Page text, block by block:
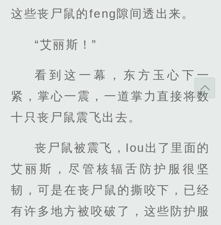
这些丧尸鼠的feng隙间透出来。
“艾丽斯！”
看到这一幕，东方玉心下一
紧，掌心一震，一道掌力直接将数
十只丧尸鼠震飞出去。
丧尸鼠被震飞，lou出了里面的
艾丽斯，尽管核辐舌防护服很坚
韧，可是在丧尸鼠的撕咬下，已经
有许多地方被咬破了，这些防护服